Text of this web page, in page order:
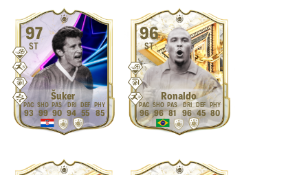
97
ST
Šuker
93 99 90 94 55 85
96
ST
Ronaldo
96 96 81 96 45 80